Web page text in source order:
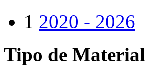
1 2020 - 2026
Tipo de Material